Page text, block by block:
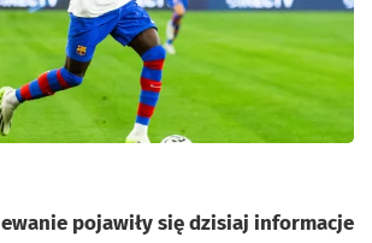
pojawiły się dzisiaj informacje